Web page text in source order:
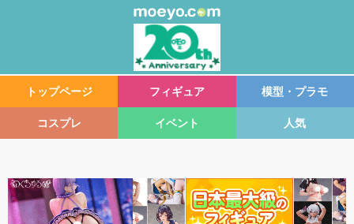
トップページ フィギュア 模型・プラモ
コスプレ イベント 人気